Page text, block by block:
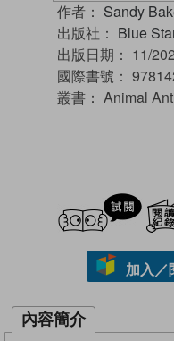
作者： Sandy
出版社： Blue
出版日期： 11/
國際書號：
叢書： Animal
試閲
加入／
內容簡介